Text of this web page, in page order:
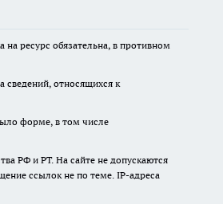
ресурс обязательна, в противном
сведений, относящихся к
форме, в том числе
РФ и РТ. На сайте не допускаются
ссылок не по теме. IP-адреса